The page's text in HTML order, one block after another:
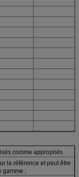
comme appropriés
la référence et peut être
gamme ;